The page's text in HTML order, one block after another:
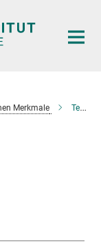
Merkmale Team